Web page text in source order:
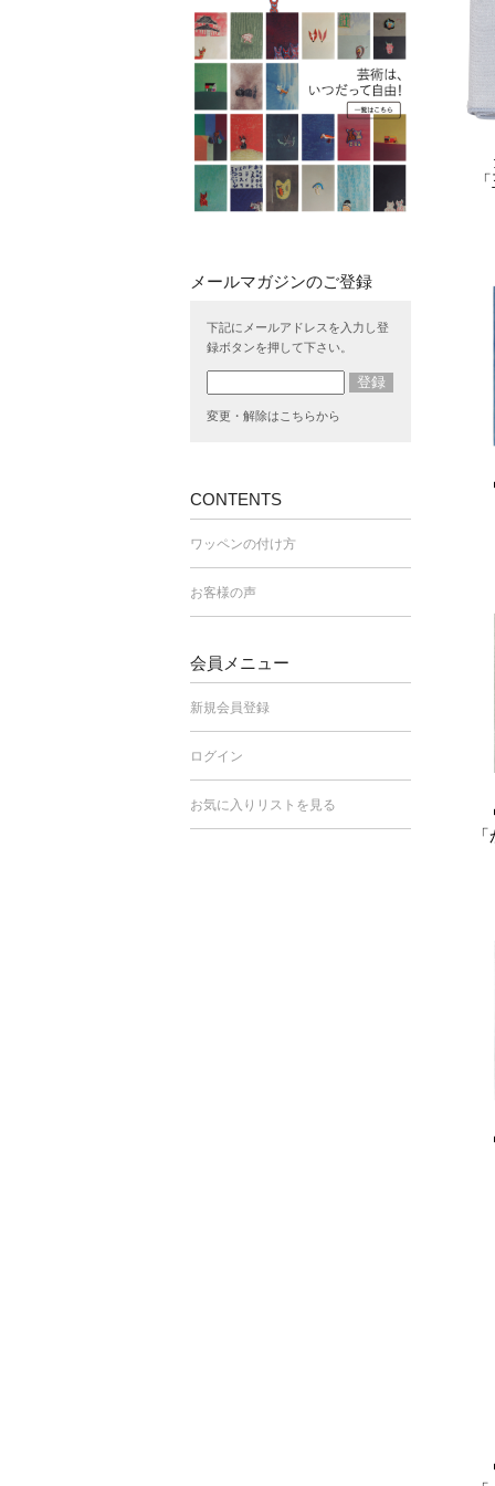
下記にメールアドレスを入力し登
録ボタンを押して下さい。
変更・解除はこちらから
CONTENTS
ワッペンの付け方
お客様の声
会員メニュー
新規会員登録
ログイン
お気に入りリストを見る